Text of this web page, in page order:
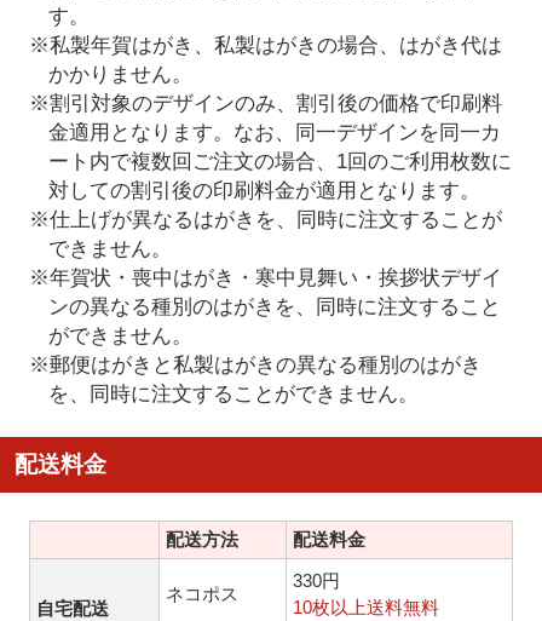
す。
※私製年賀はがき、私製はがきの場合、はがき代は
かかりません。
※割引対象のデザインのみ、割引後の価格で印刷料
金適用となります。なお、同一デザインを同一カ
ート内で複数回ご注文の場合、1回のご利用枚数に
対しての割引後の印刷料金が適用となります。
※仕上げが異なるはがきを、同時に注文することが
できません。
※年賀状・喪中はがき・寒中見舞い・挨拶状デザイ
ンの異なる種別のはがきを、同時に注文すること
ができません。
※郵便はがきと私製はがきの異なる種別のはがき
を、同時に注文することができません。
配送料金
配送方法 配送料金
自宅配送
ネコポス
330円
10枚以上送料無料